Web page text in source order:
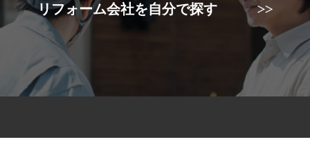
リフォーム会社を自分で探す